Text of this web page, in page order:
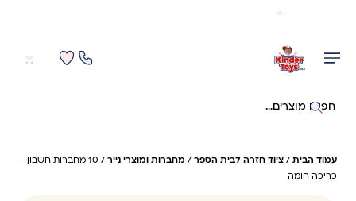
חיפוש באתר
עמוד הבית / ציוד חזרה לבית הספר / מחברות ומוצרי נייר
/ 10 מחברות חשבון -
כריכה חומה